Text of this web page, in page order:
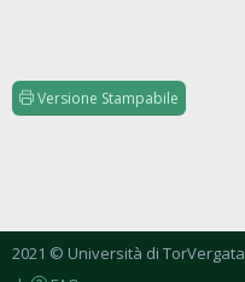
Versione Stampabile
2021 © Università di TorVergata